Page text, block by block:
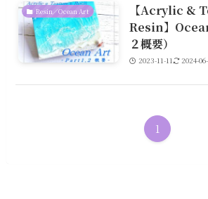
Resin／Ocean Art
【Acrylic &
Resin】
２概要）
2023-11-11 2024-
1